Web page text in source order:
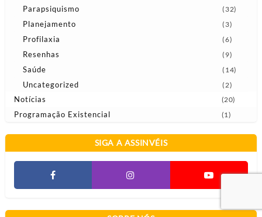
Parapsiquismo (32)
Planejamento (3)
Profilaxia (6)
Resenhas (9)
Saúde (14)
Uncategorized (2)
Notícias (20)
Programação Existencial (1)
SIGA A ASSINVÉIS